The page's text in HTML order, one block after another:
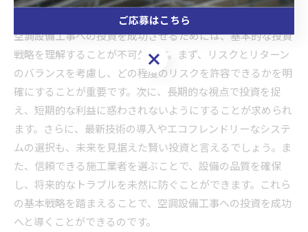
知っておきたい投資戦略の基本
空調設備工事への投資を成功させるためには、基本的な投資
戦略を理解することが不可欠です。まず、リスクとリターン
のバランスを考慮し、どの程度のリスクを許容できるかを明
確にすることが重要です。次に、長期的な視点で投資を捉
え、短期的な利益に惑わされないようにすることが求められ
ます。さらに、最新技術の導入やエコフレンドリーなシステ
ムの選択も、未来を見据えた賢い投資と言えるでしょう。ま
た、信頼できる施工業者を選ぶことで、設備の品質を確保
し、将来的なトラブルを未然に防ぐことができます。これら
の基本戦略を踏まえることで、空調設備工事への投資を成功
へと導くことができるのです。
ご応募はこちら
ご応募はこちら